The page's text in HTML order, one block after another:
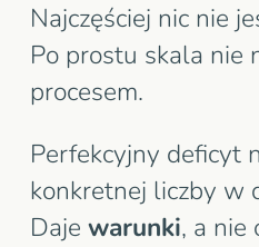
Najczęściej nic nie
Po prostu skala nie
procesem.
Perfekcyjny deficyt
konkretnej liczby w
Dajewarunki, a nie